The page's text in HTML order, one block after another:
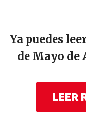
Ya puedes
de Mayo de
LEER